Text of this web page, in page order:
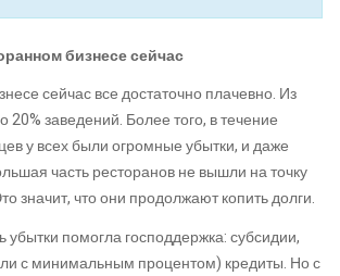
бизнесе сейчас
сейчас все достаточно плачевно. Из
заведений. Более того, в течение
у всех были огромные убытки, и даже
часть ресторанов не вышли на точку
значит, что они продолжают копить долги.
убытки помогла господдержка: субсидии,
с минимальным процентом) кредиты. Но с